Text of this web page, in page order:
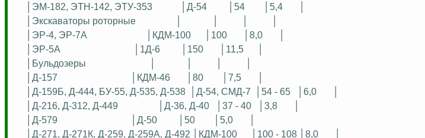
│ЭМ-182, ЭТН-142, ЭТУ-353
│Д-54 │54 │5,4
│Экскаваторы роторные
│ЭР-4, ЭР-7А
│КДМ-100 │100 │8,0
│ЭР-5А
│1Д-6 │150 │11,5
│Бульдозеры
│Д-157
│КДМ-46 │80 │7,5
│Д-159Б, Д-444, БУ-55, Д-535, Д-538
│Д-54, СМД-7 │54 - 65 │6,0
│Д-216, Д-312, Д-449
│Д-36, Д-40 │37 - 40 │3,8
│Д-579
│Д-50 │50 │5,0
│Д-271, Д-271К, Д-259, Д-259А, Д-492 │КДМ-100
│100 - 108 │8,0